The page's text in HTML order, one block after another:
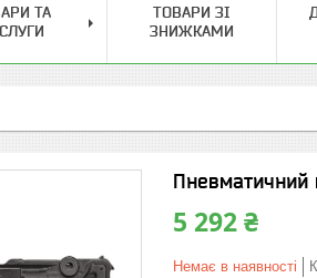
ТА
ТОВАРИ ЗІ
ЗНИЖКАМИ
Пневматичний
5 292 ₴
Немає в наявності